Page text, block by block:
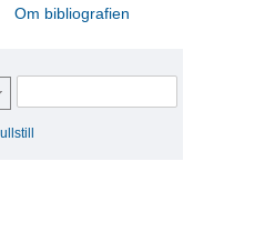
Om bibliografien